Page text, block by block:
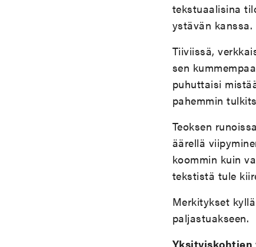
tekstuaalisina
ystävän kanssa.
Tiiviissä,
sen
puhuttaisi
pahemmin
Teoksen
äärellä
koommin kuin
tekstistä tule
Merkitykset
paljastuakseen.